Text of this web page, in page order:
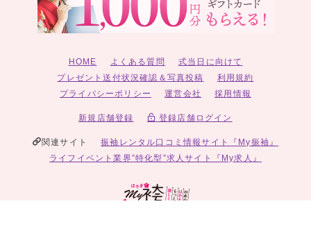
HOME よくある質問
式当日に向けて
プレゼント送付状況確認＆写真投稿
利用規約
プライバシーポリシー
運営会社 採用情報
新規店舗登録 登録店舗ログイン
関連サイト
振袖レンタル口コミ情報サイト『My振袖』
ライフイベント業界”特化型”求人サイト『My求人』